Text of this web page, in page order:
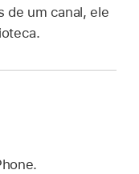
de um canal, ele